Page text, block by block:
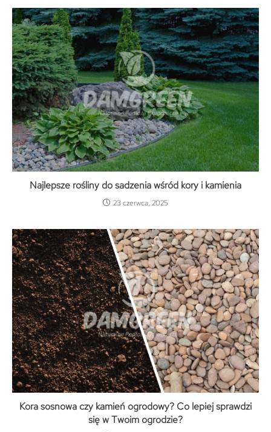
Najlepsze rośliny do sadzenia wśród kory i kamienia
23 czerwca, 2025
Kora sosnowa czy kamień ogrodowy? Co lepiej sprawdzi
się w Twoim ogrodzie?